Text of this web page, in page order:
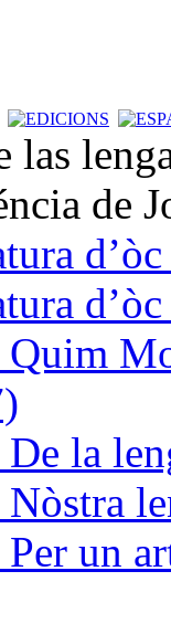
de
la
un